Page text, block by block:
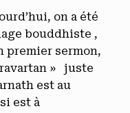
on a été
bouddhiste ,
premier sermon,
» juste
est au
est à